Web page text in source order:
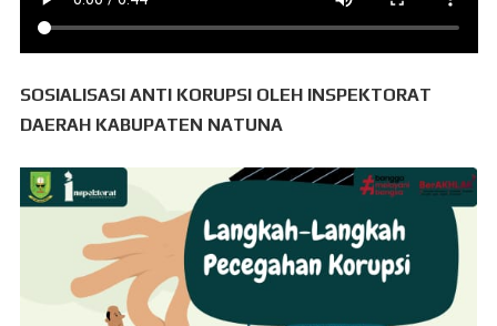
SOSIALISASI ANTI KORUPSI OLEH INSPEKTORAT
DAERAH KABUPATEN NATUNA